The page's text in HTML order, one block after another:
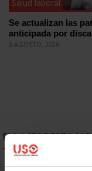
Salud laboral
Se actualizan las
anticipada por
3 AGOSTO, 2026
ENLACES